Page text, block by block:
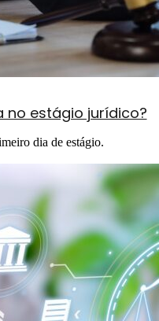
no estágio jurídico?
dia de estágio.